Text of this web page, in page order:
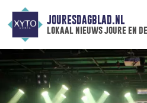
JOURESDAGBLAD.NL
lokaal nieuws joure en